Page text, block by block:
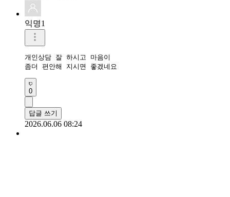
익명1
개인상담 잘 하시고 마음이
좀더 편안해 지시면 좋겠네요
0
답글 쓰기
2026.06.06 08:24